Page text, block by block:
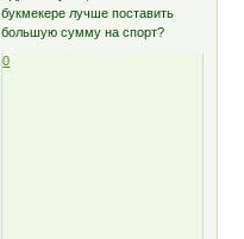
букмекере лучше поставить
большую сумму на спорт?
0